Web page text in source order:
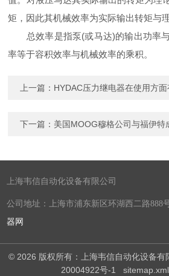
矩，因此其机械效率为实际输出转矩与
总效率是指泵(或马达)的输出功率与
率等于容积效率与机械效率的乘积。
上一篇： HYDAC压力继电器在使用方
下一篇： 美国MOOG穆格公司与福伊特
上海韦信自动化设备有限公司
公司地址：上海市浦东新区环湖西二路
器网
© 2026 版权所有：上海韦信自动化设备有
20004922号-1
sitemap.xml